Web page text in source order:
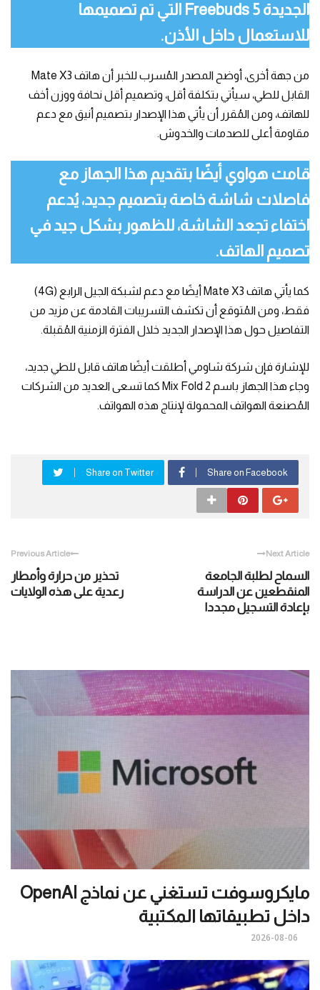
الجديدة Freebuds 5 التي تم تصميمها
للاستعمال داخل الأذن.
من جهة أخرى، أوضح المصدر المُسرب للخبر أن هاتف Mate X3
القابل للطي، سيأتي بتكلفة أقل، وتصميم أقل نحافة ووزن أخف
للهاتف، ومن المُقرر أن يأتي هذا الإصدار بتصميم أنيق مع دعم
مقاومة أعلى للصدمات والخدوش.
قامت هواوي أيضًا بتقديم هذا الجهاز مع
فاصلات شاشة خاصة بتصميم جديد، يُدعم
اختفاء تجعد الشاشة، للظهور بشكل جيد في
تصميم الهاتف.
كما يأتي هاتف Mate X3 أيضًا مع دعم لشبكة الجيل الرابع (4G)
فقط، ومن المُتوقع أن تكشف التسريبات القادمة عن مزيد من
التفاصيل حول هذا الإصدار الجديد خلال الفترة الزمنية المُقبلة.
للإشارة فإن شركة شاومي أطلقت أيضًا هاتف قابل للطي جديد،
وجاء هذا الجهاز باسم Mix Fold 2 كما تسعى العديد من الشركات
المُصنعة الهواتف المحمولة لإنتاج هذه الهواتف.
Share on Facebook
Share on Twitter
Previous Article
تحذير من حرارة وأمطار
رعدية على هذه الولايات
Next Article
السماح لطلبة الجامعة
المنقطعين عن الدراسة
بإعادة التسجيل مجددا
مايكروسوفت تستغني عن نماذج OpenAI
داخل تطبيقاتها المكتبية
2026-08-06